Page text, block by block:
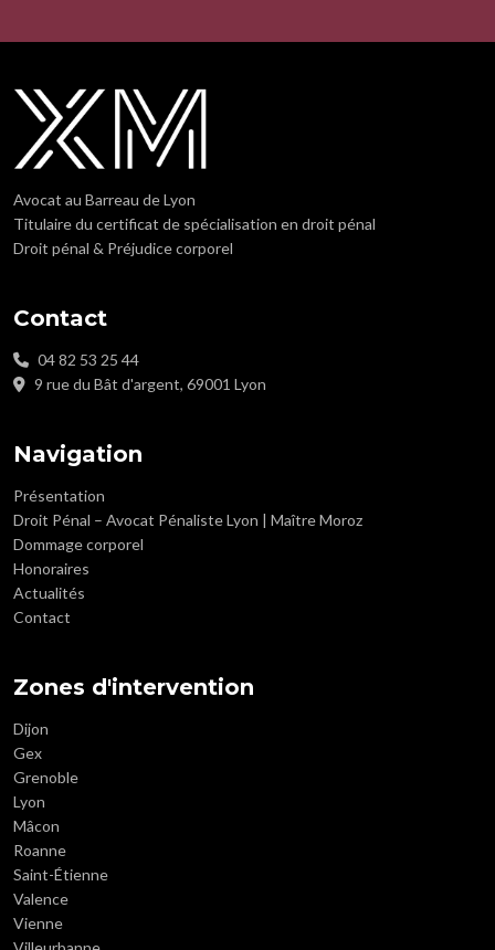
Avocat au Barreau de Lyon
Titulaire du certificat de spécialisation en droit pénal
Droit pénal & Préjudice corporel
Contact
04 82 53 25 44
9 rue du Bât d'argent, 69001 Lyon
Navigation
Présentation
Droit Pénal – Avocat Pénaliste Lyon | Maître Moroz
Dommage corporel
Honoraires
Actualités
Contact
Zones d'intervention
Dijon
Gex
Grenoble
Lyon
Mâcon
Roanne
Saint-Étienne
Valence
Vienne